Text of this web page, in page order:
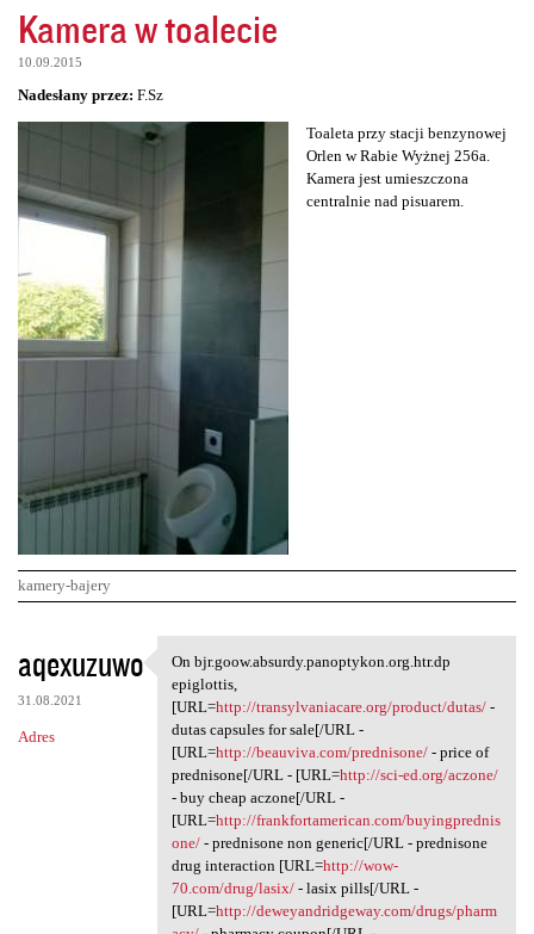
Kamera w toalecie
10.09.2015
Nadesłany przez: F.Sz
Toaleta przy stacji benzynowej
Orlen w Rabie Wyżnej 256a.
Kamera jest umieszczona
centralnie nad pisuarem.
kamery-bajery
K
o
m
e
aqexuzuwo
31.08.2021
Adres
On bjr.goow.absurdy
On bjr.goow.absurdy.panoptykon.org.htr.dp
epiglottis,
[URL=http://transylvaniacare.org/product/dutas/-
dutas capsules for sale[/URL -
[URL=http://beauviva.com/prednisone/- price of
prednisone[/URL - [URL=http://sci-ed.org/aczone/
- buy cheap aczone[/URL -
[URL=http://frankfortamerican.com/buyingprednis
one/- prednisone non generic[/URL - prednisone
drug interaction [URL=http://wow-
70.com/drug/lasix/- lasix pills[/URL -
[URL=http://deweyandridgeway.com/drugs/pharm